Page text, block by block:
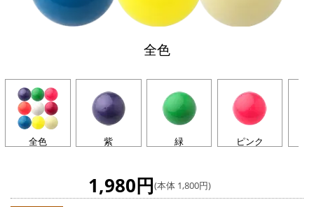
全色
全色 紫 緑 ピンク
1,980円(本体 1,800円)